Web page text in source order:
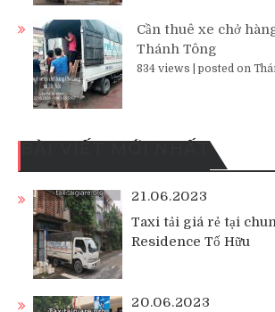
Cần thuê xe chở
Thánh Tông
834 views posted on
BÀI VIẾT MỚI NHẤT
21.06.2023
Taxi tải giá rẻ tại
Residence Tố Hữu
20.06.2023